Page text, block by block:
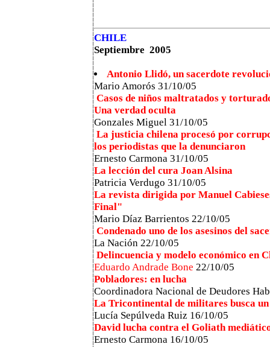
CHILE
Septiembre 2005
Antonio Llidó, un sacerdote
Mario Amorós 31/10/05
Casos de niños maltratados y
Una verdad oculta
Gonzales Miguel 31/10/05
La justicia chilena procesó por
los periodistas que la denunciaron
Ernesto Carmona 31/10/05
La lección del cura Joan Alsina
Patricia Verdugo 31/10/05
La revista dirigida por Manuel
Final"
Mario Díaz Barrientos 22/10/05
Condenado uno de los asesinos del
La Nación 22/10/05
Delincuencia y modelo económico en
Eduardo Andrade Bone 22/10/05
Pobladores: en lucha
Coordinadora Nacional de Deudores
La Tricontinental de militares busca
Lucía Sepúlveda Ruiz 16/10/05
David lucha contra el Goliath
Ernesto Carmona 16/10/05